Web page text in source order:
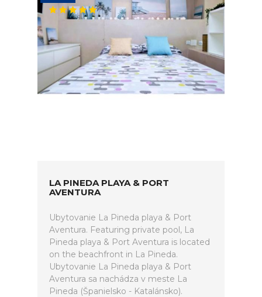
LA PINEDA PLAYA & PORT
AVENTURA
Ubytovanie La Pineda playa & Port
Aventura. Featuring private pool, La
Pineda playa & Port Aventura is located
on the beachfront in La Pineda.
Ubytovanie La Pineda playa & Port
Aventura sa nachádza v meste La
Pineda (Španielsko - Katalánsko).